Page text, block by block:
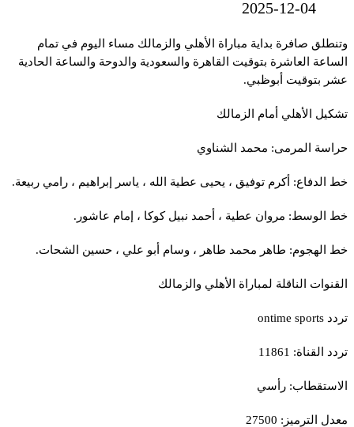
2025-12-04
وتنطلق صافرة بداية مباراة الأهلي والزمالك مساء اليوم في تمام
الساعة العاشرة بتوقيت القاهرة والسعودية والدوحة والساعة الحادية
عشر بتوقيت أبوظبي.
تشكيل الأهلي أمام الزمالك
حراسة المرمى: محمد الشناوي
خط الدفاع: أكرم توفيق ، يحيى عطية الله ، ياسر إبراهيم ، رامي ربيعة.
خط الوسط: مروان عطية ، أحمد نبيل كوكا ، إمام عاشور.
خط الهجوم: طاهر محمد طاهر ، وسام أبو علي ، حسين الشحات.
القنوات الناقلة لمباراة الأهلي والزمالك
تردد ontime sports
تردد القناة: 11861
الاستقطاب: رأسي
معدل الترميز: 27500